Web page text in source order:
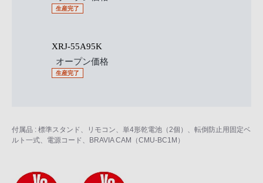
生産完了
XRJ-55A95K
オープン価格
生産完了
付属品 : 標準スタンド、リモコン、単4形乾電池（2個）、転倒防止用固定ベ
ルト一式、電源コード、BRAVIA CAM（CMU-BC1M）